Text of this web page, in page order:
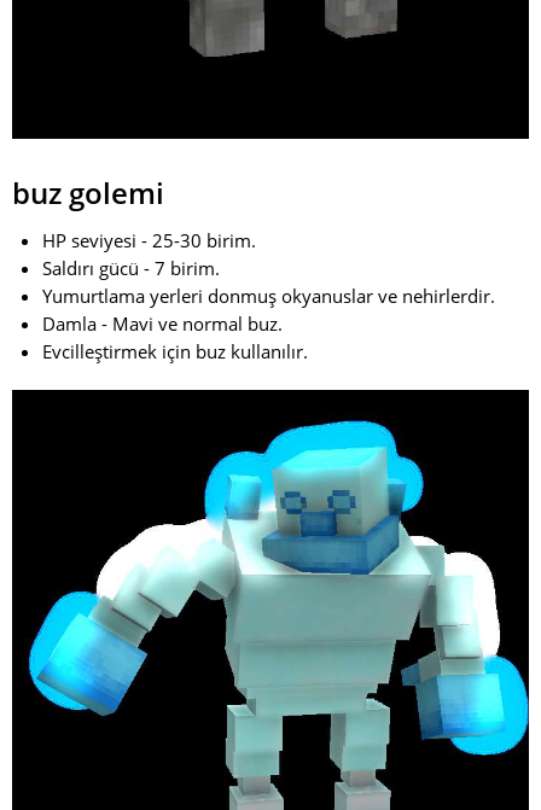
buz golemi
HP seviyesi - 25-30 birim.
Saldırı gücü - 7 birim.
Yumurtlama yerleri donmuş okyanuslar ve nehirlerdir.
Damla - Mavi ve normal buz.
Evcilleştirmek için buz kullanılır.